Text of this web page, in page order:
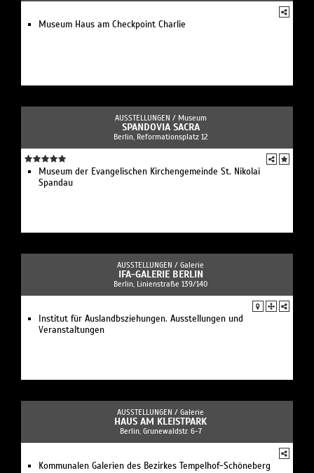
Museum Haus am Checkpoint Charlie
AUSSTELLUNGEN / Museum
SPANDOVIA SACRA
Berlin, Reformationsplatz 12
Museum der Evangelischen Kirchengemeinde St. Nikolai
Spandau
AUSSTELLUNGEN / Galerie
IFA-GALERIE BERLIN
Berlin, Linienstraße 139/140
Institut für Auslandbsziehungen. Ausstellungen und
Veranstaltungen
AUSSTELLUNGEN / Galerie
HAUS AM KLEISTPARK
Berlin, Grunewaldstr. 6-7
Kommunalen Galerien des Bezirkes Tempelhof-Schöneberg